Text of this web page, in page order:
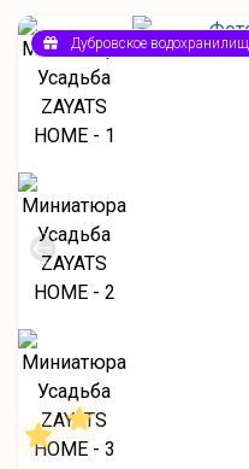
Дубровское